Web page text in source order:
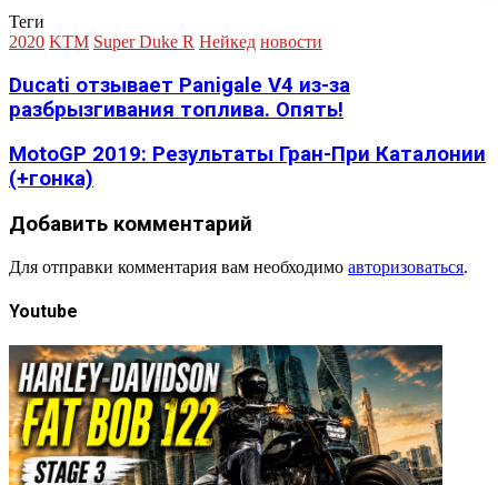
Теги
2020 KTM Super Duke R Нейкед новости
Ducati отзывает Panigale V4 из-за
разбрызгивания топлива. Опять!
MotoGP 2019: Результаты Гран-При Каталонии
(+гонка)
Добавить комментарий
Для отправки комментария вам необходимо авторизоваться.
Youtube